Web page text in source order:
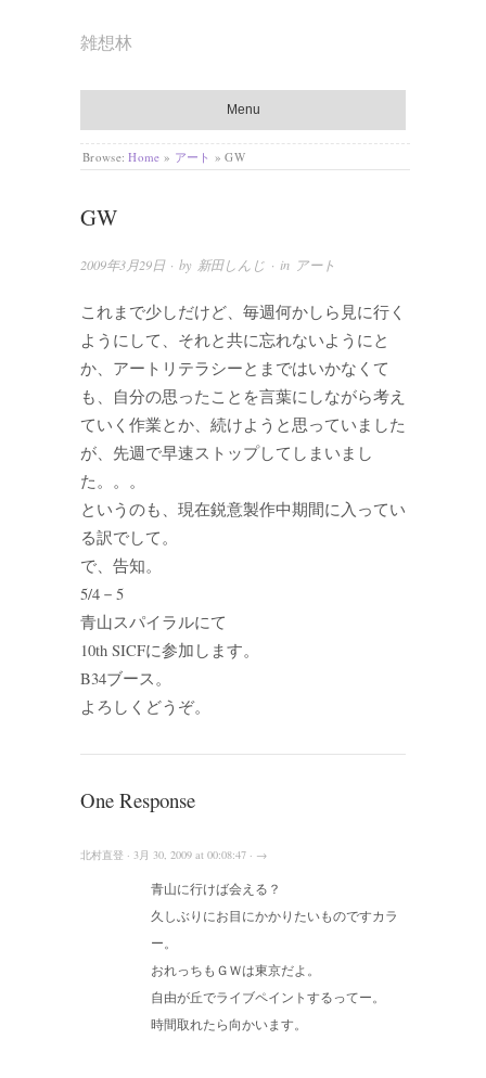
雑想林
Menu
Browse: Home » アート » GW
GW
2009年3月29日· by 新田しんじ · in アート
これまで少しだけど、毎週何かしら見に行く
ようにして、それと共に忘れないようにと
か、アートリテラシーとまではいかなくて
も、自分の思ったことを言葉にしながら考え
ていく作業とか、続けようと思っていました
が、先週で早速ストップしてしまいまし
た。。。
というのも、現在鋭意製作中期間に入ってい
る訳でして。
で、告知。
5/4－5
青山スパイラルにて
10th SICFに参加します。
B34ブース。
よろしくどうぞ。
One Response
北村直登 · 3月 30, 2009 at 00:08:47 · →
青山に行けば会える？
久しぶりにお目にかかりたいものですカラ
ー。
おれっちもＧＷは東京だよ。
自由が丘でライブペイントするってー。
時間取れたら向かいます。